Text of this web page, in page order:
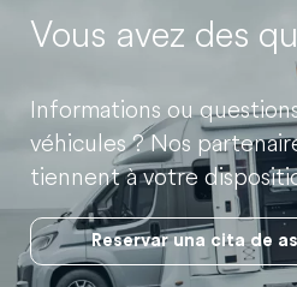
Vous avez des
Informations ou
véhicules ? Nos
tiennent à votre
Reservar una cita de